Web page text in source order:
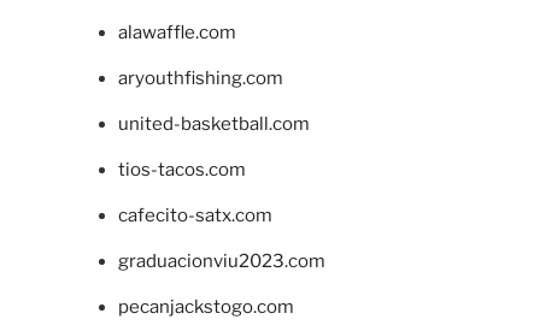
alawaffle.com
aryouthfishing.com
united-basketball.com
tios-tacos.com
cafecito-satx.com
graduacionviu2023.com
pecanjackstogo.com